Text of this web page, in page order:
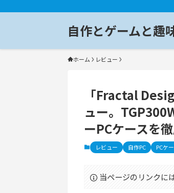
自作とゲームと趣
ホーム レビュー
「Fractal
ュー。
ーPCケースを
レビュー 自作PC PCケ
当ページのリンクに